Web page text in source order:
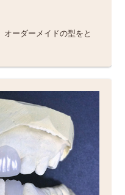
オーダーメイドの型をと